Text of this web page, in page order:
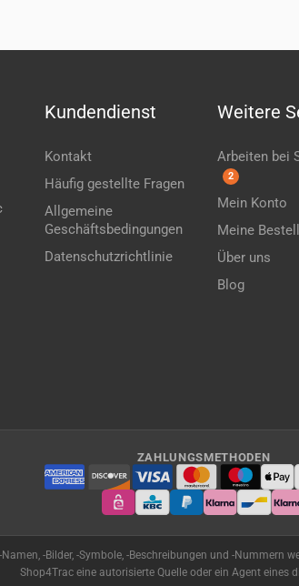
Kundendienst
Kontakt
Häufig gestellte Fragen
Allgemeine
Geschäftsbedingungen
Datenschutzrichtlinie
Weitere
Arbeiten bei
2
Mein Konto
Meine
Über uns
Blog
ZAHLUNGSMETHODEN
-Bilder, -Symbole, -Beschreibungen und -Nummern
Shop4Trac eine autorisierte Quelle oder ein Agent eines